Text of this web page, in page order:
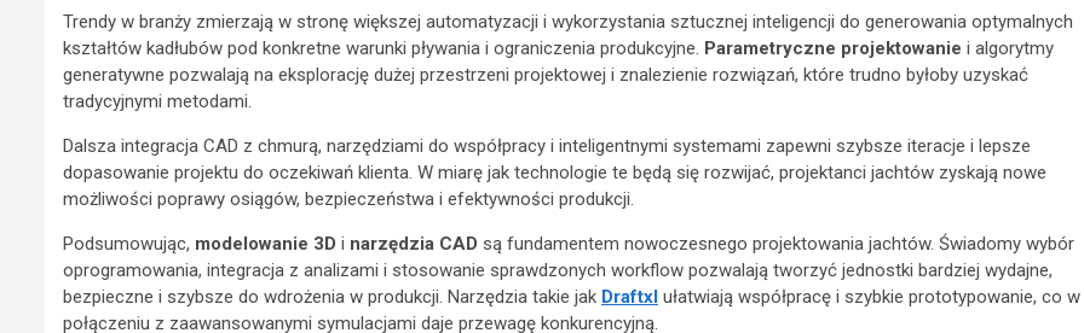
Trendy w branży zmierzają w stronę większej automatyzacji i wykorzystania sztucznej inteligencji do generowania optymalnych
kształtów kadłubów pod konkretne warunki pływania i ograniczenia produkcyjne. Parametryczne projektowanie i algorytmy
generatywne pozwalają na eksplorację dużej przestrzeni projektowej i znalezienie rozwiązań, które trudno byłoby uzyskać
tradycyjnymi metodami.
Dalsza integracja CAD z chmurą, narzędziami do współpracy i inteligentnymi systemami zapewni szybsze iteracje i lepsze
dopasowanie projektu do oczekiwań klienta. W miarę jak technologie te będą się rozwijać, projektanci jachtów zyskają nowe
możliwości poprawy osiągów, bezpieczeństwa i efektywności produkcji.
Podsumowując, modelowanie 3D i narzędzia CAD są fundamentem nowoczesnego projektowania jachtów. Świadomy wybór
oprogramowania, integracja z analizami i stosowanie sprawdzonych workflow pozwalają tworzyć jednostki bardziej wydajne,
bezpieczne i szybsze do wdrożenia w produkcji. Narzędzia takie jak Draftxl ułatwiają współpracę i szybkie prototypowanie, co w
połączeniu z zaawansowanymi symulacjami daje przewagę konkurencyjną.